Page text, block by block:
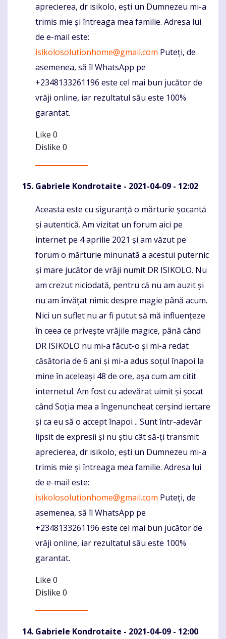
aprecierea, dr isikolo, ești un Dumnezeu mi-a
trimis mie și întreaga mea familie. Adresa lui
de e-mail este:
isikolosolutionhome@gmail.com Puteți, de
asemenea, să îl WhatsApp pe
+2348133261196 este cel mai bun jucător de
vrăji online, iar rezultatul său este 100%
garantat.
Like 0
Dislike 0
Gabriele Kondrotaite - 2021-04-09 - 12:02
Komentaras
Aceasta este cu siguranță o mărturie șocantă
și autentică. Am vizitat un forum aici pe
internet pe 4 aprilie 2021 și am văzut pe
forum o mărturie minunată a acestui puternic
și mare jucător de vrăji numit DR ISIKOLO. Nu
am crezut niciodată, pentru că nu am auzit și
nu am învățat nimic despre magie până acum.
Nici un suflet nu ar fi putut să mă influențeze
în ceea ce privește vrăjile magice, până când
DR ISIKOLO nu mi-a făcut-o și mi-a redat
căsătoria de 6 ani și mi-a adus soțul înapoi la
mine în aceleași 48 de ore, așa cum am citit
internetul. Am fost cu adevărat uimit și șocat
când Soția mea a îngenuncheat cerșind iertare
și ca eu să o accept înapoi .. Sunt într-adevăr
lipsit de expresii și nu știu cât să-ți transmit
aprecierea, dr isikolo, ești un Dumnezeu mi-a
trimis mie și întreaga mea familie. Adresa lui
de e-mail este:
isikolosolutionhome@gmail.com Puteți, de
asemenea, să îl WhatsApp pe
+2348133261196 este cel mai bun jucător de
vrăji online, iar rezultatul său este 100%
garantat.
Like 0
Dislike 0
Gabriele Kondrotaite - 2021-04-09 - 12:00